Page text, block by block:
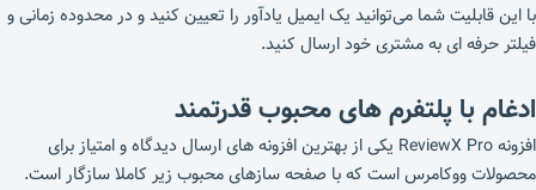
با این قابلیت شما می‌توانید یک ایمیل یادآور را تعیین کنید و در محدوده زمانی و
فیلتر حرفه ای به مشتری خود ارسال کنید.
ادغام با پلتفرم های محبوب قدرتمند
افزونه ReviewX Pro یکی از بهترین افزونه های ارسال دیدگاه و امتیاز برای
محصولات ووکامرس است که با صفحه سازهای محبوب زیر کاملا سازگار است.